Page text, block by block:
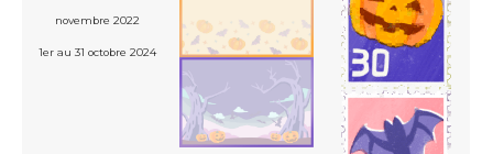
novembre 2022
1er au 31 octobre 2024